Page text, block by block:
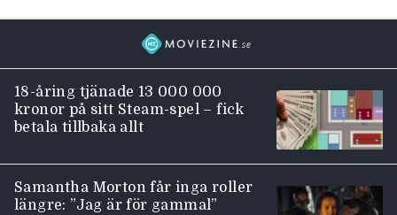
18-åring tjänade 13 000 000
kronor på sitt Steam-spel – fick
betala tillbaka allt
Samantha Morton får inga roller
längre: ”Jag är för gammal”